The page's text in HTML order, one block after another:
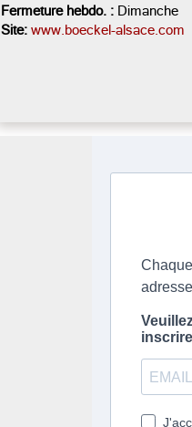
Fermeture hebdo. : Dimanche
Site: www.boeckel-alsace.com